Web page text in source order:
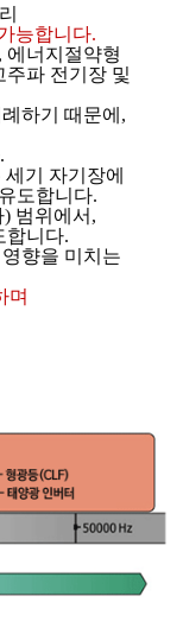
능합니다.
에너지절약형
주파 전기장 및
하기 때문에,
세기 자기장에
도합니다.
범위에서,
합니다.
향을 미치는
며